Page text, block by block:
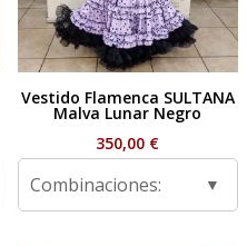
Vestido Flamenca SULTANA
Malva Lunar Negro
350,00 €
Combinaciones: